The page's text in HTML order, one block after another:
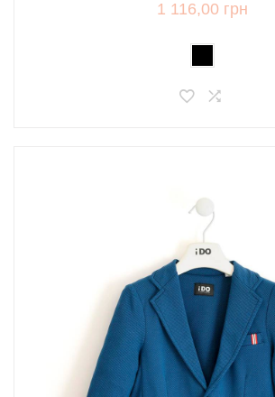
1 116,00 грн